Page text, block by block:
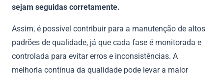
sejam seguidas corretamente.
Assim, é possível contribuir para a manutenção de altos
padrões de qualidade, já que cada fase é monitorada e
controlada para evitar erros e inconsistências. A
melhoria contínua da qualidade pode levar a maior